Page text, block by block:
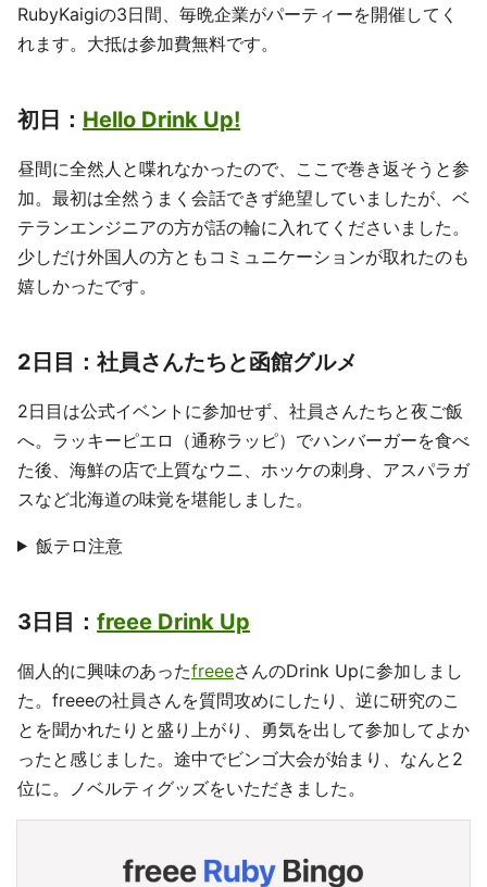
RubyKaigiの3日間、毎晩企業がパーティーを開催してく
れます。大抵は参加費無料です。
初日： Hello Drink Up!
昼間に全然人と喋れなかったので、ここで巻き返そうと参
加。最初は全然うまく会話できず絶望していましたが、ベ
テランエンジニアの方が話の輪に入れてくださいました。
少しだけ外国人の方ともコミュニケーションが取れたのも
嬉しかったです。
2日目：社員さんたちと函館グルメ
2日目は公式イベントに参加せず、社員さんたちと夜ご飯
へ。ラッキーピエロ（通称ラッピ）でハンバーガーを食べ
た後、海鮮の店で上質なウニ、ホッケの刺身、アスパラガ
スなど北海道の味覚を堪能しました。
飯テロ注意
3日目： freee Drink Up
個人的に興味のあったfreeeさんのDrink Upに参加しまし
た。freeeの社員さんを質問攻めにしたり、逆に研究のこ
とを聞かれたりと盛り上がり、勇気を出して参加してよか
ったと感じました。途中でビンゴ大会が始まり、なんと2
位に。ノベルティグッズをいただきました。